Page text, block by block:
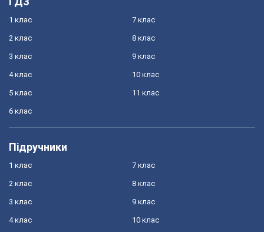
1 клас
2 клас
3 клас
4 клас
5 клас
6 клас
7 клас
8 клас
9 клас
10 клас
11 клас
Підручники
1 клас
2 клас
3 клас
4 клас
7 клас
8 клас
9 клас
10 клас